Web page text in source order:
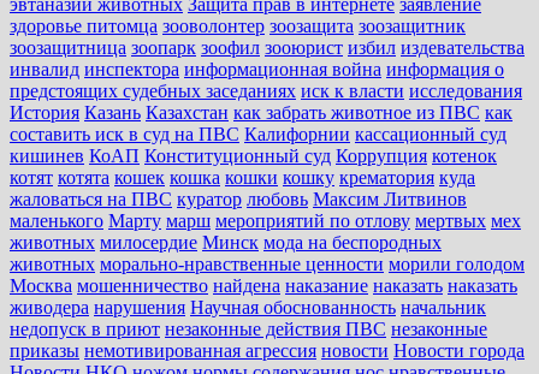
эвтаназии животных Защита прав в интернете заявление
здоровье питомца зооволонтер зоозащита зоозащитник
зоозащитница зоопарк зоофил зооюрист избил издевательства
инвалид инспектора информационная война информация о
предстоящих судебных заседаниях иск к власти исследования
История Казань Казахстан как забрать животное из ПВС как
составить иск в суд на ПВС Калифорнии кассационный суд
кишинев КоАП Конституционный суд Коррупция котенок
котят котята кошек кошка кошки кошку крематория куда
жаловаться на ПВС куратор любовь Максим Литвинов
маленького Марту марш мероприятий по отлову мертвых мех
животных милосердие Минск мода на беспородных
животных морально-нравственные ценности морили голодом
Москва мошенничество найдена наказание наказать наказать
живодера нарушения Научная обоснованность начальник
недопуск в приют незаконные действия ПВС незаконные
приказы немотивированная агрессия новости Новости города